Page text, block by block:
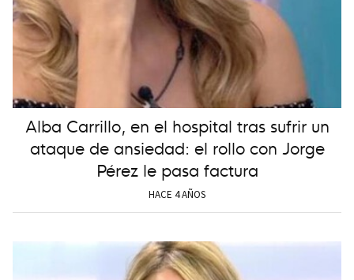
Alba Carrillo, en el hospital tras sufrir un
ataque de ansiedad: el rollo con Jorge
Pérez le pasa factura
HACE 4 AÑOS